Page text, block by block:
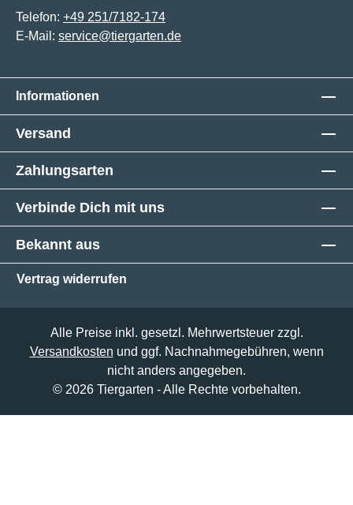
Telefon: +49 251/7182-174
E-Mail: service@tiergarten.de
Informationen
Versand
Zahlungsarten
Verbinde Dich mit uns
Bekannt aus
Vertrag widerrufen
Alle Preise inkl. gesetzl. Mehrwertsteuer zzgl.
Versandkosten und ggf. Nachnahmegebühren, wenn
nicht anders angegeben.
© 2026 Tiergarten - Alle Rechte vorbehalten.